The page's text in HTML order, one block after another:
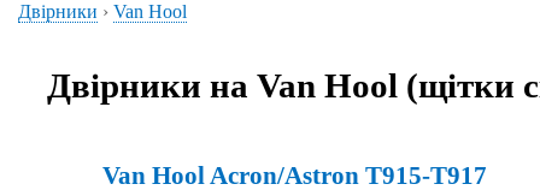
Двірники › Van Hool
Двірники на Van Hool (щітки
Van Hool Acron/Astron T915-T917